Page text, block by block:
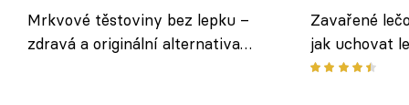
Mrkvové těstoviny bez lepku –
zdravá a originální alternativa
Zavařené
jak uchovat